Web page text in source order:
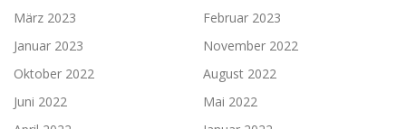
März 2023
Februar 2023
Januar 2023
November 2022
Oktober 2022
August 2022
Juni 2022
Mai 2022